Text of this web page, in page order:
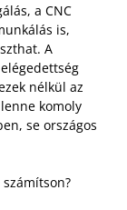
a CNC
is,
A
nélkül az
komoly
se országos